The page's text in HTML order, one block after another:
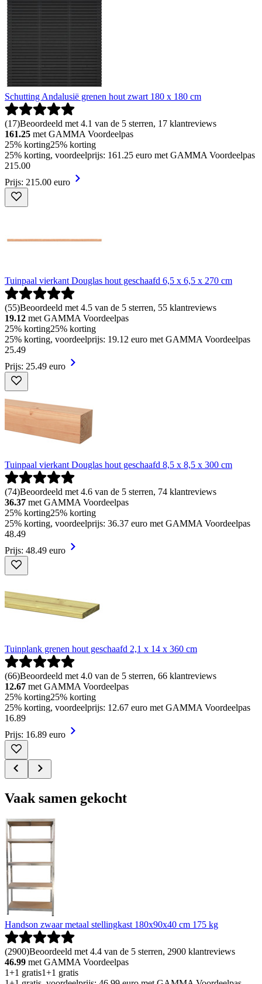
Schutting Andalusië grenen hout zwart 180 x 180 cm
(17)Beoordeeld met 4.1 van de 5 sterren, 17 klantreviews
161.25 met GAMMA Voordeelpas
25% korting25% korting
25% korting, voordeelprijs: 161.25 euro met GAMMA Voordeelpas
215.00
Prijs: 215.00 euro
Tuinpaal vierkant Douglas hout geschaafd 6,5 x 6,5 x 270 cm
(55)Beoordeeld met 4.5 van de 5 sterren, 55 klantreviews
19.12 met GAMMA Voordeelpas
25% korting25% korting
25% korting, voordeelprijs: 19.12 euro met GAMMA Voordeelpas
25.49
Prijs: 25.49 euro
Tuinpaal vierkant Douglas hout geschaafd 8,5 x 8,5 x 300 cm
(74)Beoordeeld met 4.6 van de 5 sterren, 74 klantreviews
36.37 met GAMMA Voordeelpas
25% korting25% korting
25% korting, voordeelprijs: 36.37 euro met GAMMA Voordeelpas
48.49
Prijs: 48.49 euro
Tuinplank grenen hout geschaafd 2,1 x 14 x 360 cm
(66)Beoordeeld met 4.0 van de 5 sterren, 66 klantreviews
12.67 met GAMMA Voordeelpas
25% korting25% korting
25% korting, voordeelprijs: 12.67 euro met GAMMA Voordeelpas
16.89
Prijs: 16.89 euro
Vaak samen gekocht
Handson zwaar metaal stellingkast 180x90x40 cm 175 kg
(2900)Beoordeeld met 4.4 van de 5 sterren, 2900 klantreviews
46.99 met GAMMA Voordeelpas
1+1 gratis1+1 gratis